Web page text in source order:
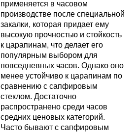
применяется в часовом
производстве после специальной
закалки, которая придает ему
высокую прочностью и стойкость
к царапинам, что делает его
популярным выбором для
повседневных часов. Однако оно
менее устойчиво к царапинам по
сравнению с сапфировым
стеклом. Достаточно
распространено среди часов
средних ценовых категорий.
Часто бывают с сапфировым